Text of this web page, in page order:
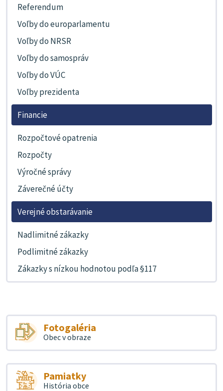
Referendum
Voľby do europarlamentu
Voľby do NRSR
Voľby do samospráv
Voľby do VÚC
Voľby prezidenta
Financie
Rozpočtové opatrenia
Rozpočty
Výročné správy
Záverečné účty
Verejné obstarávanie
Nadlimitné zákazky
Podlimitné zákazky
Zákazky s nízkou hodnotou podľa §117
Fotogaléria
Obec v obraze
Pamiatky
História obce